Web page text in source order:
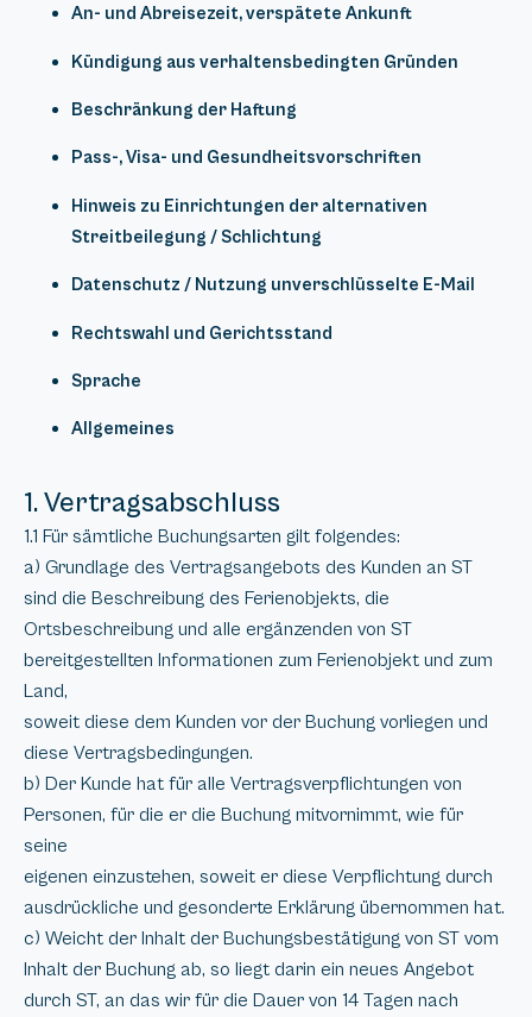
An- und Abreisezeit, verspätete Ankunft
Kündigung aus verhaltensbedingten Gründen
Beschränkung der Haftung
Pass-, Visa- und Gesundheitsvorschriften
Hinweis zu Einrichtungen der alternativen
Streitbeilegung / Schlichtung
Datenschutz / Nutzung unverschlüsselte E-Mail
Rechtswahl und Gerichtsstand
Sprache
Allgemeines
1. Vertragsabschluss
1.1 Für sämtliche Buchungsarten gilt folgendes:
a) Grundlage des Vertragsangebots des Kunden an ST
sind die Beschreibung des Ferienobjekts, die
Ortsbeschreibung und alle ergänzenden von ST
bereitgestellten Informationen zum Ferienobjekt und zum
Land,
soweit diese dem Kunden vor der Buchung vorliegen und
diese Vertragsbedingungen.
b) Der Kunde hat für alle Vertragsverpflichtungen von
Personen, für die er die Buchung mitvornimmt, wie für
seine
eigenen einzustehen, soweit er diese Verpflichtung durch
ausdrückliche und gesonderte Erklärung übernommen hat.
c) Weicht der Inhalt der Buchungsbestätigung von ST vom
Inhalt der Buchung ab, so liegt darin ein neues Angebot
durch ST, an das wir für die Dauer von 14 Tagen nach